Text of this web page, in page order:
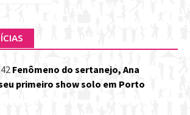
Fenômeno do sertanejo, Ana
primeiro show solo em Porto